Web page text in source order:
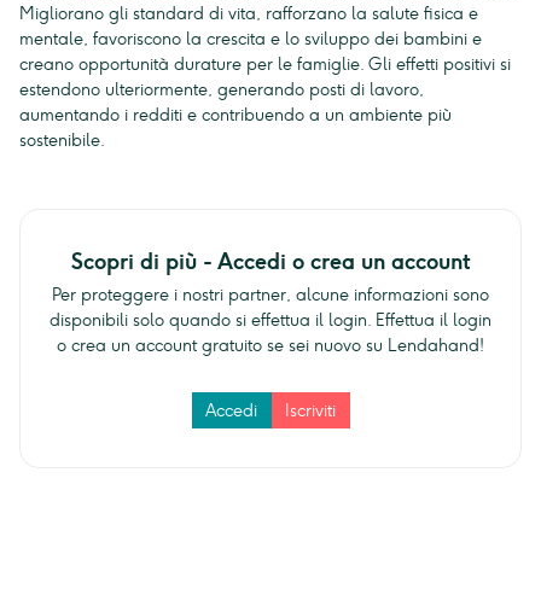
Migliorano gli standard di vita, rafforzano la salute fisica e
mentale, favoriscono la crescita e lo sviluppo dei bambini e
creano opportunità durature per le famiglie. Gli effetti positivi si
estendono ulteriormente, generando posti di lavoro,
aumentando i redditi e contribuendo a un ambiente più
sostenibile.
Scopri di più - Accedi o crea un account
Per proteggere i nostri partner, alcune informazioni sono
disponibili solo quando si effettua il login. Effettua il login
o crea un account gratuito se sei nuovo su Lendahand!
Accedi Iscriviti